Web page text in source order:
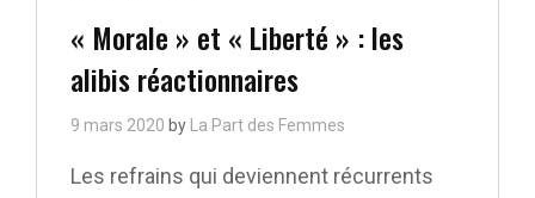
Links
« Morale » et « Liberté » : les
alibis réactionnaires
9 mars 2020 by La Part des Femmes
Les refrains qui deviennent récurrents